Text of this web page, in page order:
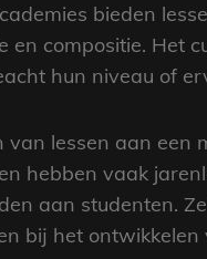
bieden
en compositie.
hun niveau of
lessen aan een
hebben vaak
aan studenten.
bij het